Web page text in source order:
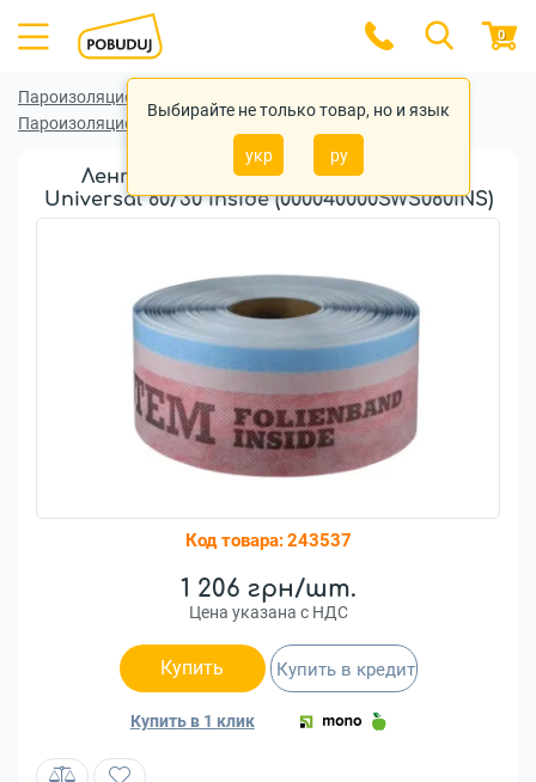
Выбирайте не только товар, но и язык
укр ру
0
Пароизоляционные (гидроизоляционные) ленты
Пароизоляционные (гидроизоляционные) ленты Soudal
Лента паронепроницаемая Soudal
Universal 80/30 inside (000040000SWS080INS)
Код товара:243537
1 206 грн/шт.
Цена указана с НДС
Купить
Купить в 1 клик
Купить в кредит